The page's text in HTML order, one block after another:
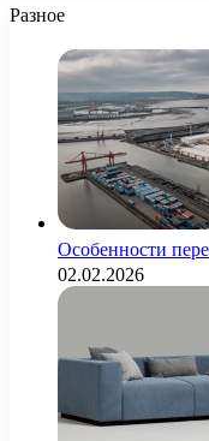
Разное
Особенности
02.02.2026